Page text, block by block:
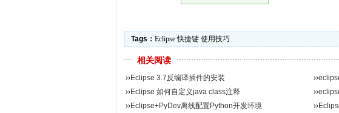
Tags： Eclipse 快捷键 使用技巧
相关阅读
››Eclipse 3.7反编译插件的安装 ››
››Eclipse 如何自定义java class注释 ››
››Eclipse+PyDev离线配置Python开发环境 ››